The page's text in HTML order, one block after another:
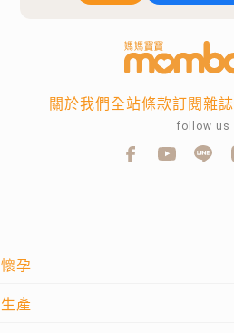
懷孕
生產
關於我們全站條款訂閱雜誌
follow us